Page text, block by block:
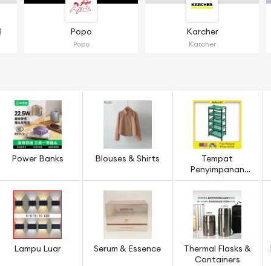
Popo
Popo
Karcher
Karcher
Power Banks Blouses & Shirts
Tempat
Penyimpanan
Ruang Dapur
Lampu Luar Serum & Essence
Thermal Flasks &
Containers